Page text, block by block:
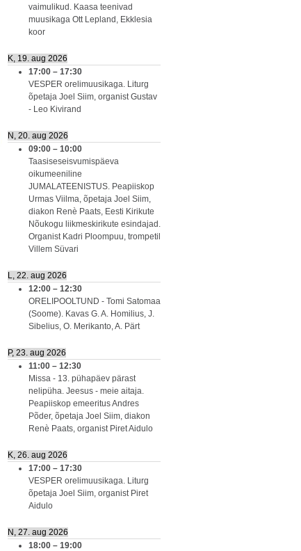
vaimulikud. Kaasa teenivad
muusikaga Ott Lepland, Ekklesia
koor
K, 19. aug 2026
17:00 – 17:30
VESPER orelimuusikaga. Liturg
õpetaja Joel Siim, organist Gustav
- Leo Kivirand
N, 20. aug 2026
09:00 – 10:00
Taasiseseisvumispäeva
oikumeeniline
JUMALATEENISTUS. Peapiiskop
Urmas Viilma, õpetaja Joel Siim,
diakon Renè Paats, Eesti Kirikute
Nõukogu liikmeskirikute esindajad.
Organist Kadri Ploompuu, trompetil
Villem Süvari
L, 22. aug 2026
12:00 – 12:30
ORELIPOOLTUND - Tomi Satomaa
(Soome). Kavas G. A. Homilius, J.
Sibelius, O. Merikanto, A. Pärt
P, 23. aug 2026
11:00 – 12:30
Missa - 13. pühapäev pärast
nelipüha. Jeesus - meie aitaja.
Peapiiskop emeeritus Andres
Põder, õpetaja Joel Siim, diakon
Renè Paats, organist Piret Aidulo
K, 26. aug 2026
17:00 – 17:30
VESPER orelimuusikaga. Liturg
õpetaja Joel Siim, organist Piret
Aidulo
N, 27. aug 2026
18:00 – 19:00